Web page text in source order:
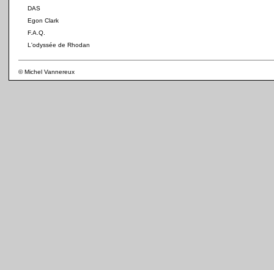
DAS
Egon Clark
F.A.Q.
L'odyssée de Rhodan
© Michel Vannereux